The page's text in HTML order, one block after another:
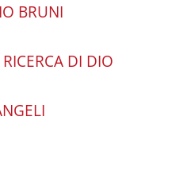
BRUNI
RICERCA DI DIO